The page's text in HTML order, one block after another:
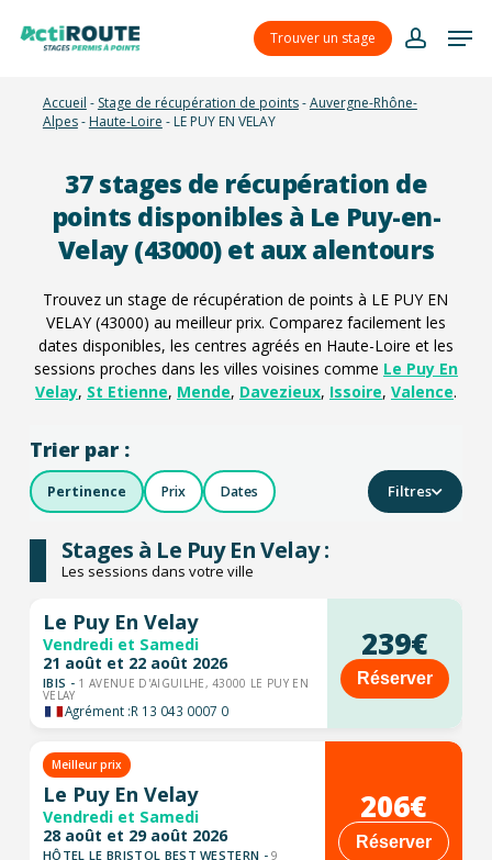
Trouver un stage
account
Accueil - Stage de récupération de points-Auvergne-Rhône-
Alpes- Haute-Loire - LE PUY EN VELAY
37stages de récupération de
points disponibles à Le Puy-en-
Velay (43000) et aux alentours
Trouvez un stage de récupération de points à LE PUY EN
VELAY (43000) au meilleur prix. Comparez facilement les
dates disponibles, les centres agréés en Haute-Loire et les
sessions proches dans les villes voisines comme Le Puy En
Velay, St Etienne, Mende, Davezieux, Issoire, Valence.
Trier par :
Pertinence Prix Dates Filtres
Stages à Le Puy En Velay :
Les sessions dans votre ville
Le Puy En Velay
Vendredi et Samedi
21 août et 22 août 2026
IBIS - 1 AVENUE D'AIGUILHE, 43000 LE PUY EN
VELAY
Agrément :R 13 043 0007 0
239€
Réserver
Meilleur prix
Le Puy En Velay
Vendredi et Samedi
28 août et 29 août 2026
HÔTEL LE BRISTOL BEST WESTERN -9
206€
Réserver